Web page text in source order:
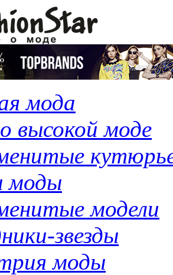
мода
высокой моде
моды
модели
звезды
моды